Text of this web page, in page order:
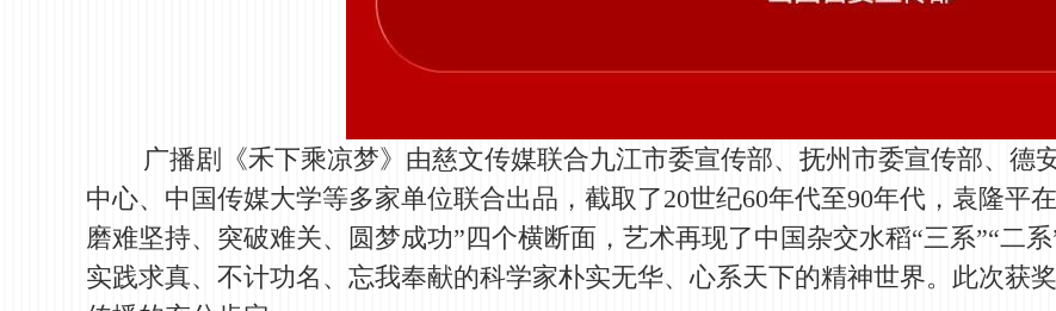
广播剧《禾下乘凉梦》由慈文传媒联合九江市委宣传部、抚州市委宣传部、德
中心、中国传媒大学等多家单位联合出品，截取了20世纪60年代至90年代，袁隆平
磨难坚持、突破难关、圆梦成功”四个横断面，艺术再现了中国杂交水稻“三系”“二
实践求真、不计功名、忘我奉献的科学家朴实无华、心系天下的精神世界。此次获